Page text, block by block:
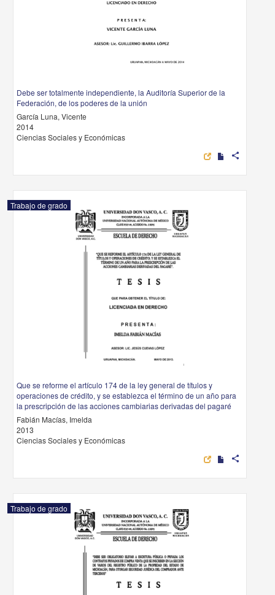
Debe ser totalmente independiente, la Auditoría Superior de la
Federación, de los poderes de la unión
García Luna, Vicente
2014
Ciencias Sociales y Económicas
share
Trabajo de grado
Que se reforme el artículo 174 de la ley general de títulos y
operaciones de crédito, y se establezca el término de un año para
la prescripción de las acciones cambiarias derivadas del pagaré
Fabián Macías, Imelda
2013
Ciencias Sociales y Económicas
share
Trabajo de grado